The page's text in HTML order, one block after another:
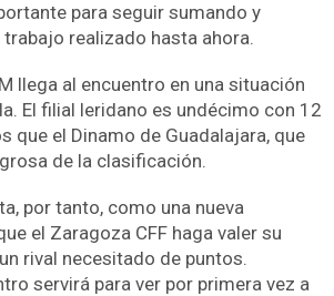
para seguir sumando y
realizado hasta ahora.
llega al encuentro en una situación
El filial leridano es undécimo con 12
que el Dinamo de Guadalajara, que
de la clasificación.
por tanto, como una nueva
el Zaragoza CFF haga valer su
rival necesitado de puntos.
servirá para ver por primera vez a